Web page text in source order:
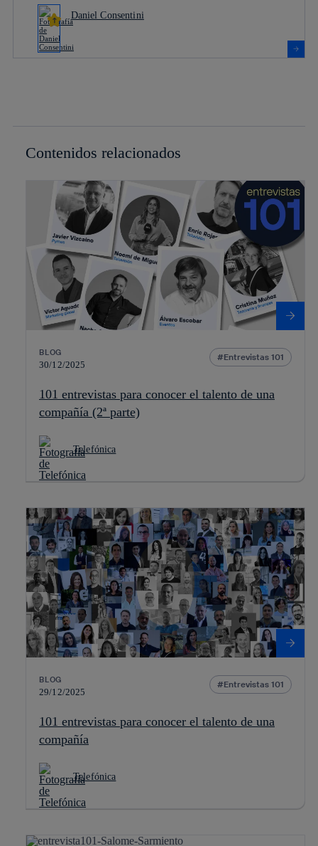
Daniel Consentini
Contenidos relacionados
BLOG
30/12/2025
Entrevistas 101
101 entrevistas para conocer el talento de una
compañía (2ª parte)
Telefónica
BLOG
29/12/2025
Entrevistas 101
101 entrevistas para conocer el talento de una
compañía
Telefónica